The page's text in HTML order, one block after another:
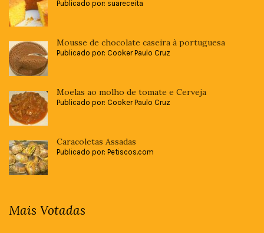
Publicado por: suareceita
Mousse de chocolate caseira à portuguesa
Publicado por: Cooker Paulo Cruz
Moelas ao molho de tomate e Cerveja
Publicado por: Cooker Paulo Cruz
Caracoletas Assadas
Publicado por: Petiscos.com
Mais Votadas